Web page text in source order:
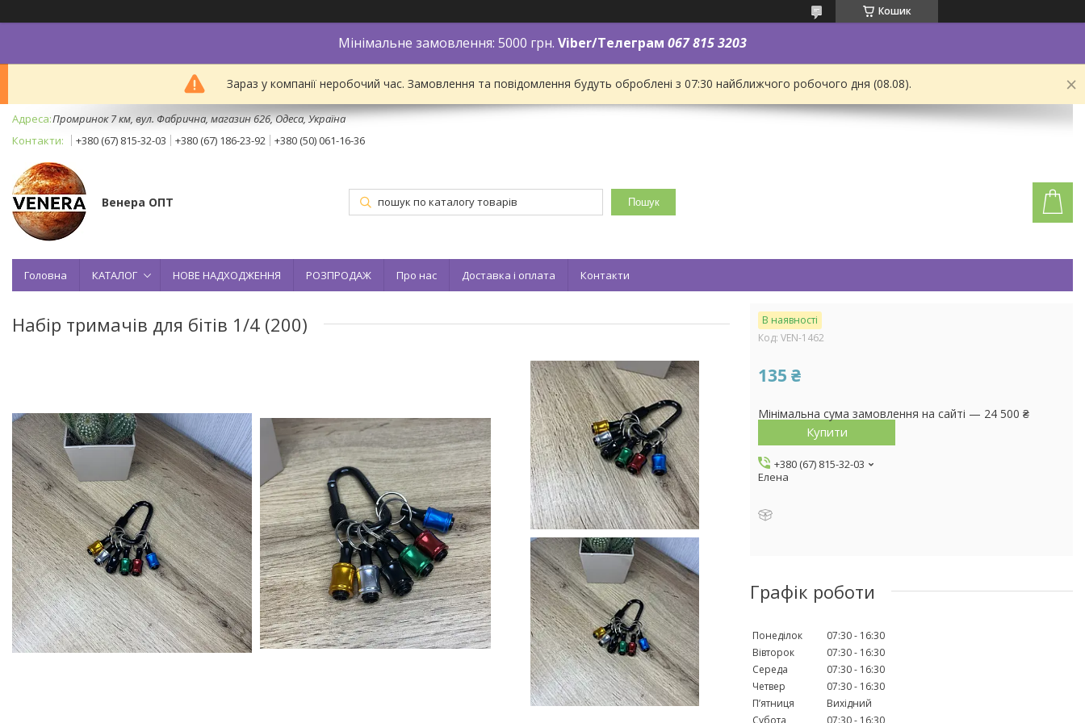
Кошик
Мінімальне замовлення: 5000 грн. Viber/Телеграм 067 815 3203
Зараз у компанії неробочий час. Замовлення та повідомлення будуть оброблені з 07:30 найближчого робочого дня (08.08).
Промринок 7 км, вул. Фабрична, магазин 626, Одеса, Україна
+380 (67) 815-32-03
+380 (67) 186-23-92 +380 (50) 061-16-36
Венера ОПТ Пошук
Головна КАТАЛОГ НОВЕ НАДХОДЖЕННЯ РОЗПРОДАЖ Про нас Доставка і оплата Контакти
Набір тримачів для бітів 1/4 (200)
В наявності
Код: VEN-1462
135 ₴
Мінімальна сума замовлення на сайті — 24 500 ₴
Купити
+380 (67) 815-32-03
Елена
Графік роботи
Понеділок 07:30
16:30
Вівторок
07:30
16:30
Середа
07:30
16:30
Четвер
07:30
16:30
Пʼятниця
Вихідний
Субота
07:30
16:30